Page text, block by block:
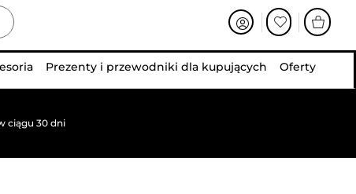
Prezenty i przewodniki dla kupujących Oferty
ciągu 30 dni